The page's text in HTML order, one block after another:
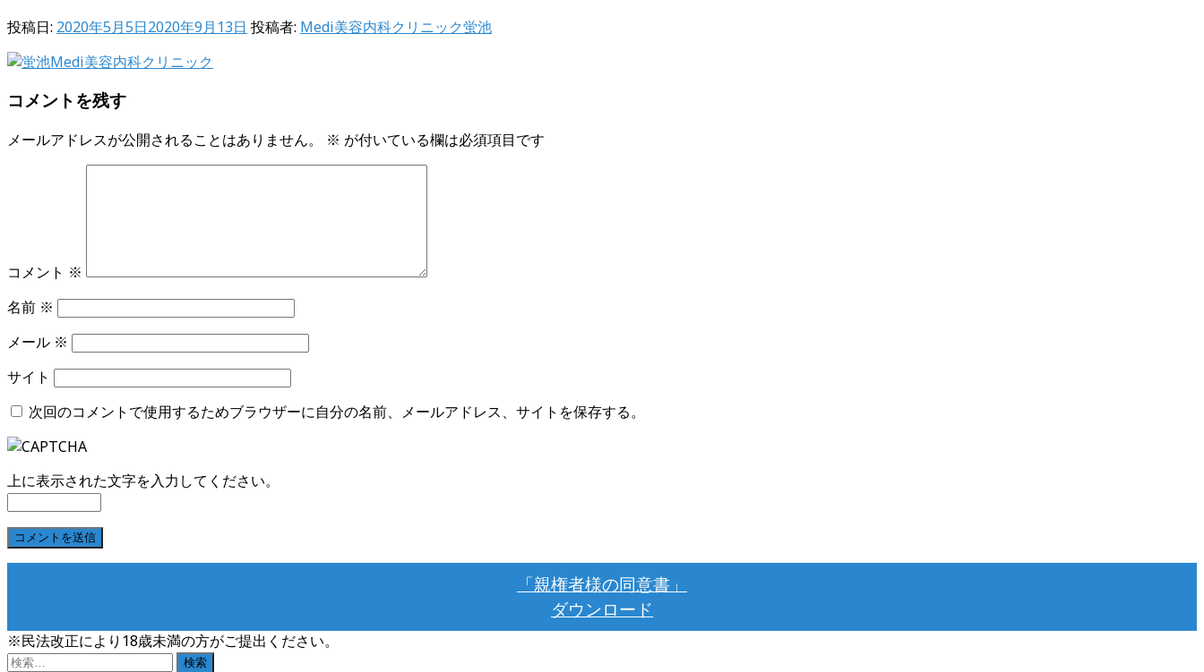
投稿日: 2020年5月5日2020年9月13日 投稿者: Medi美容内科クリニック蛍池
コメントを残す
メールアドレスが公開されることはありません。 ※ が付いている欄は必須項目です
コメント ※
名前 ※
メール ※
サイト
次回のコメントで使用するためブラウザーに自分の名前、メールアドレス、サイトを保存する。
上に表示された文字を入力してください。
「親権者様の同意書」
ダウンロード
※民法改正により18歳未満の方がご提出ください。
検